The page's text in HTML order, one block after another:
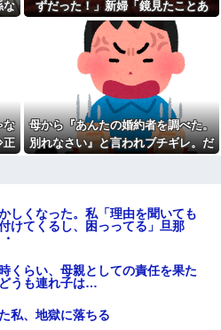
すよー、前は祖母がいたんで四
人家族でしたが」と答
【オカルト】「頭は正常だけ
ど、これだけはガチで信じて
る」って現象ある？
義母「服装が失礼よ」私「お
互い様ですよね〜」今までイビ
られ続けてきた私が義姉の披露
宴で大暴れｗｗ義親族に「ひっ
ぱたきますよ」と釘を刺したっ
たｗｗｗ
クレーマーに「何十万の買い
物をしたと思ってるの！？」と
なんなのよ！！！すごいわ掃
除！！！！
クソ男「専業主婦は昼間寝て
られていいよなぁ。俺なんか忙
な
ずだった！」新婦「鏡見たことあ
る？」→披露宴が一瞬で騒然となっ
て…
な
正
母から『あんたの婚約者を調べた。
別れなさい』と言われブチギレ。だ
しくなった。私「理由を聞いても
けてくるし、困っってる」旦那
くらい、母親としての責任を果た
うも連れ子は…
私、地獄に落ちる